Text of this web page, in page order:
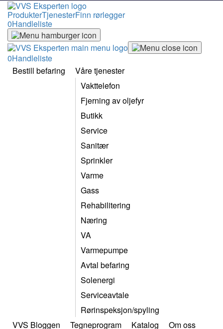
ProdukterTjenesterFinn rørlegger
0Handleliste
0Handleliste
Bestill befaring
Våre tjenester
Vakttelefon
Fjerning av oljefyr
Butikk
Service
Sanitær
Sprinkler
Varme
Gass
Rehabilitering
Næring
VA
Varmepumpe
Avtal befaring
Solenergi
Serviceavtale
Rørinspeksjon/spyling
VVS Bloggen
Tegneprogram Katalog
Om oss